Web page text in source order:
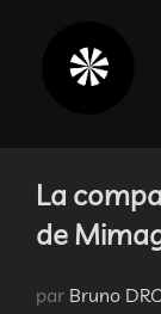
La
de
par Bruno